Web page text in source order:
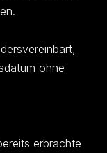
ohne
erbrachte